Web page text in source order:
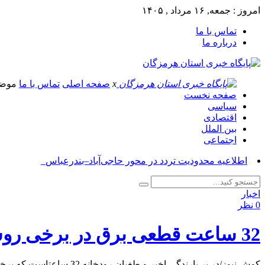
امروز : جمعه, ۱۶ مرداد , ۱۴۰۵
تماس با ما
درباره ما
x صفحه اصلی تماس با ما
صفحه نخست
سیاسی
اقتصادی
بین الملل
اجتماعی
آ_
اخبار
0 نظر
32 ساعت قطعی برق در برخی روستاهای حاجی آباد